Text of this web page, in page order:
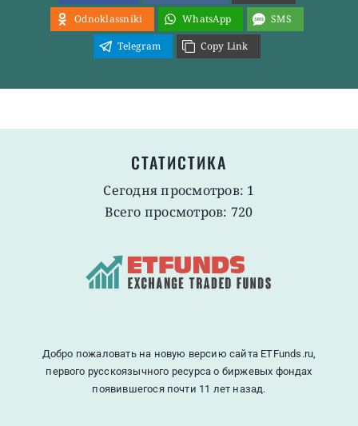
Odnoklassniki
WhatsApp
SMS
Telegram
Copy Link
СТАТИСТИКА
Сегодня просмотров: 1
Всего просмотров: 720
Добро пожаловать на новую версию сайта ETFunds.ru,
первого русскоязычного ресурса о биржевых фондах
появившегося почти 11 лет назад.